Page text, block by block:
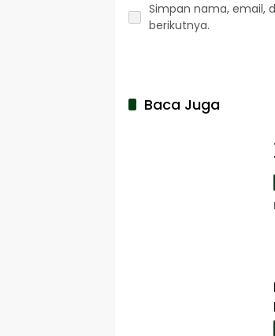
Simpan nama, email,
berikutnya.
Baca Juga